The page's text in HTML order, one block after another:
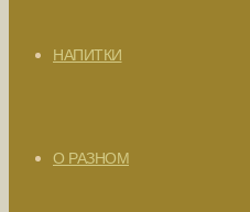
НАПИТКИ
О РАЗНОМ